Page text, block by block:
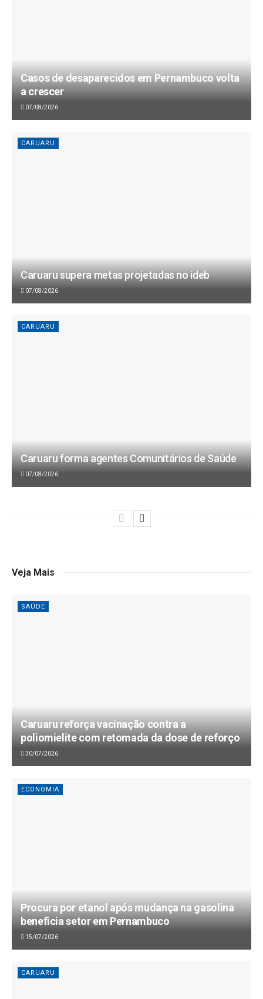
Casos de desaparecidos em Pernambuco volta
a crescer
07/08/2026
CARUARU
Caruaru supera metas projetadas no ideb
07/08/2026
CARUARU
Caruaru forma agentes Comunitários de Saúde
07/08/2026
Veja Mais
SAÚDE
Caruaru reforça vacinação contra a
poliomielite com retomada da dose de reforço
30/07/2026
ECONOMIA
Procura por etanol após mudança na gasolina
beneficia setor em Pernambuco
15/07/2026
CARUARU